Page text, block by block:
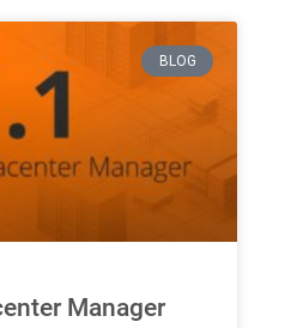
BLOG
Manager